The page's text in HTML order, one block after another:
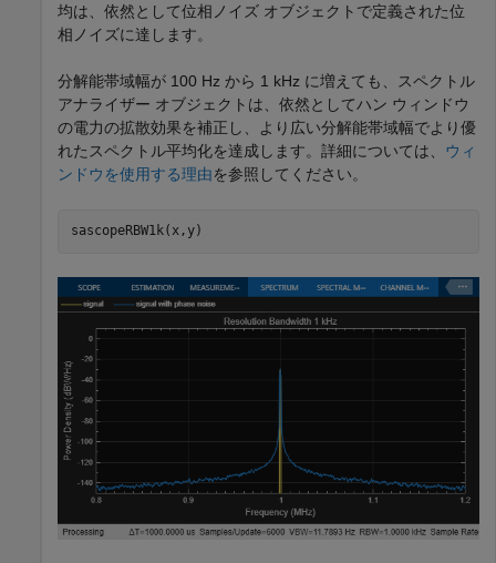
均は、依然として位相ノイズ オブジェクトで定義された位
相ノイズに達します。
分解能帯域幅が 100 Hz から 1 kHz に増えても、スペクトル
アナライザー オブジェクトは、依然としてハン ウィンドウ
の電力の拡散効果を補正し、より広い分解能帯域幅でより優
れたスペクトル平均化を達成します。詳細については、 ウィ
ンドウを使用する理由を参照してください。
sascopeRBW1k(x,y)